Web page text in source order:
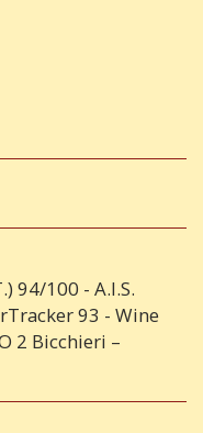
94/100 - A.I.S.
93 - Wine
2 Bicchieri –